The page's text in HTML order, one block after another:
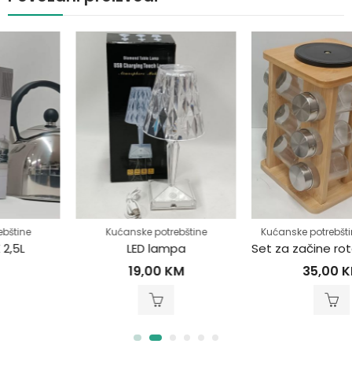
Kućanske potrebštine
LED lampa
Kućanske potrebštine,Posuđe
Set za začine rotation
KM